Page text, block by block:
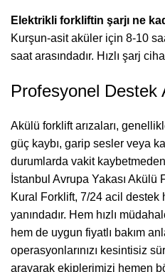
Elektrikli forkliftin şarjı ne
Kurşun-asit aküler için 8-10
saat arasındadır. Hızlı şarj
Profesyonel Destek
Akülü forklift arızaları,
güç kaybı, garip sesler veya
durumlarda vakit
İstanbul Avrupa Yakası
Kural Forklift, 7/24 acil destek
yanındadır. Hem hızlı
hem de uygun fiyatlı bakım
operasyonlarınızı kesintisiz
arayarak ekiplerimizi hemen